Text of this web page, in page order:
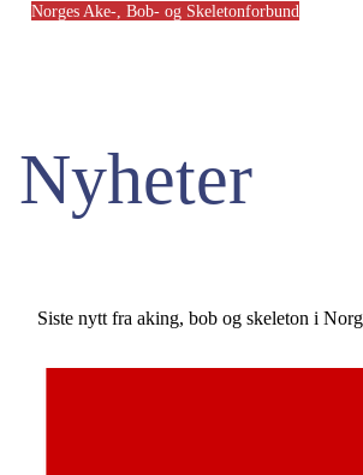
Norges Ake-, Bob- og Skeletonforbund
Nyheter
Siste nytt fra aking, bob og skeleton i